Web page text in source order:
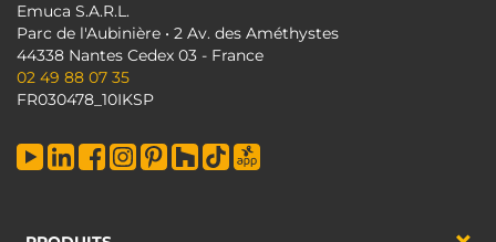
Emuca S.A.R.L.
Parc de l'Aubinière • 2 Av. des Améthystes
44338 Nantes Cedex 03 - France
02 49 88 07 35
FR030478_10IKSP